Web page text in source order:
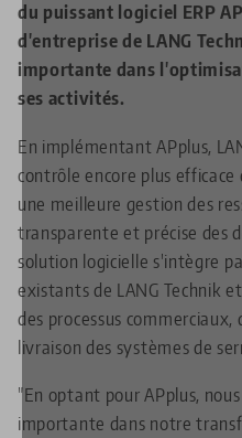
du puissant logiciel ERP
d'entreprise de LANG
importante dans
ses activités.
En implémentant APplus,
contrôle encore plus efficace
une meilleure gestion des
transparente et précise des
solution logicielle s'intègre
existants de LANG Technik
des processus
livraison des systèmes de
"En optant pour APplus,
importante dans notre